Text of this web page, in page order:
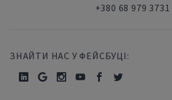
+380 68 979 3731
ЗНАЙТИ НАС У ФЕЙСБУЦІ: